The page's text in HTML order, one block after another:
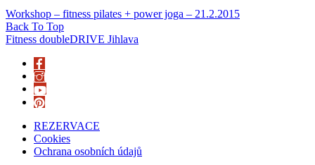
Workshop – fitness pilates + power joga – 21.2.2015
Back To Top
Fitness doubleDRIVE Jihlava
REZERVACE
Cookies
Ochrana osobních údajů